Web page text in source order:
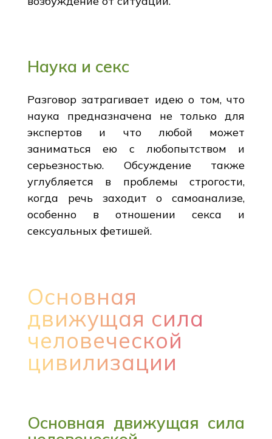
Наука и секс
Разговор затрагивает идею о том, что
наука предназначена не только для
экспертов и что любой может
заниматься ею с любопытством и
серьезностью. Обсуждение также
углубляется в проблемы строгости,
когда речь заходит о самоанализе,
особенно в отношении секса и
сексуальных фетишей.
Основная
движущая сила
человеческой
цивилизации
Основная движущая сила